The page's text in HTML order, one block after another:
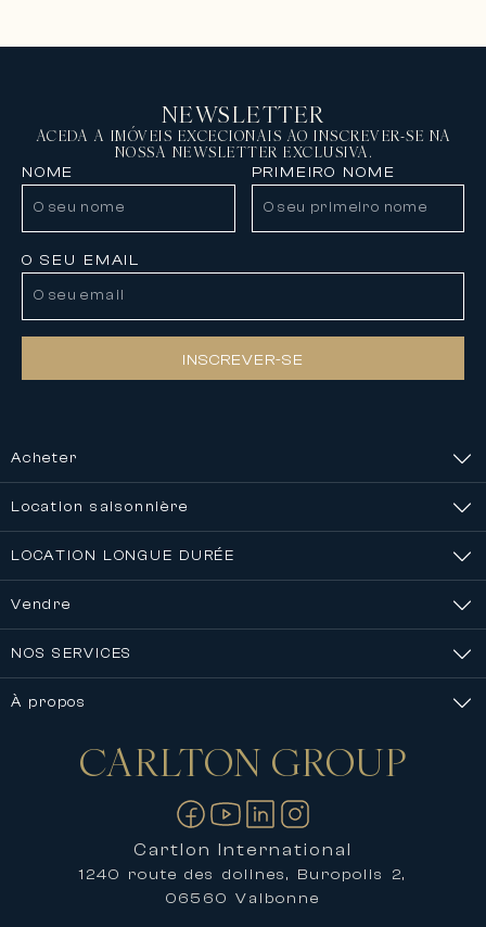
NEWSLETTER
ACEDA A IMÓVEIS EXCECIONAIS AO INSCREVER-SE NA
NOSSA NEWSLETTER EXCLUSIVA.
NOME PRIMEIRO NOME
O SEU EMAIL
INSCREVER-SE
Acheter
Location saisonnière
LOCATION LONGUE DURÉE
Vendre
NOS SERVICES
À propos
Nous contacterCARLTON GROUP
Cartlon International
1240 route des dolines, Buropolis 2,
06560 Valbonne